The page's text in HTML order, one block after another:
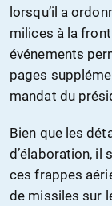
lorsqu’il a
milices à la
événements
pages
mandat du
Bien que les
d’élaboration, il
ces frappes
de missiles sur